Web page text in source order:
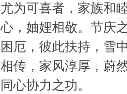
尤为可喜者，家族和
心，妯娌相敬。节庆
困厄，彼此扶持，雪
相传，家风淳厚，蔚
同心协力之功。